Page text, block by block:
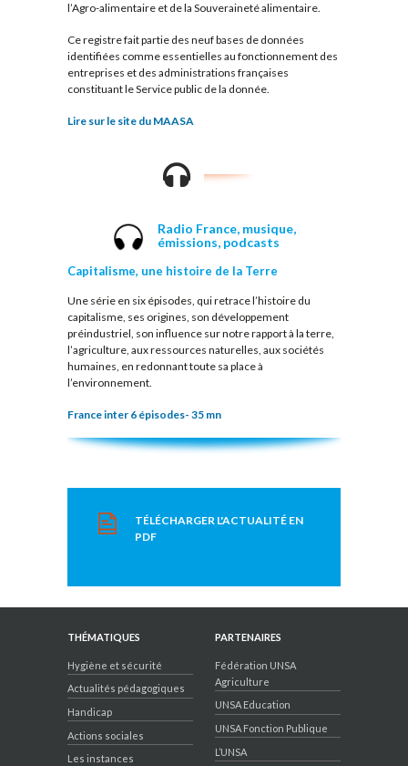
l’Agro-alimentaire et de la Souveraineté alimentaire.
Ce registre fait partie des neuf bases de données
identifiées comme essentielles au fonctionnement des
entreprises et des administrations françaises
constituant le Service public de la donnée.
Lire sur le site du MAASA
Radio France, musique,
émissions, podcasts
Capitalisme, une histoire de la Terre
Une série en six épisodes, qui retrace l’histoire du
capitalisme, ses origines, son développement
préindustriel, son influence sur notre rapport à la terre,
l’agriculture, aux ressources naturelles, aux sociétés
humaines, en redonnant toute sa place à
l’environnement.
France inter 6 épisodes- 35 mn
TÉLÉCHARGER L'ACTUALITÉ EN
PDF
THÉMATIQUES
Hygiène et sécurité
Actualités pédagogiques
Handicap
Actions sociales
Les instances
PARTENAIRES
Fédération UNSA
Agriculture
UNSA Education
UNSA Fonction Publique
L’UNSA